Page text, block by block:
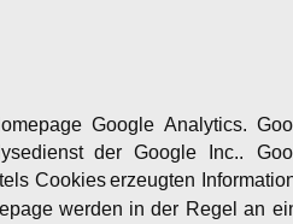
Google Analytics.
der Google Inc..
Cookieserzeugten
werden in der Regel an